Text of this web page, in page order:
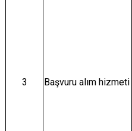
3 Başvuru alım hizmeti